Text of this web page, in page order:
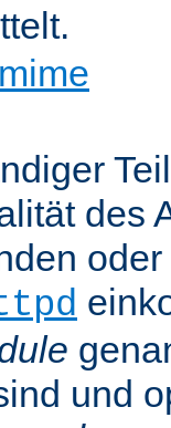
des
und